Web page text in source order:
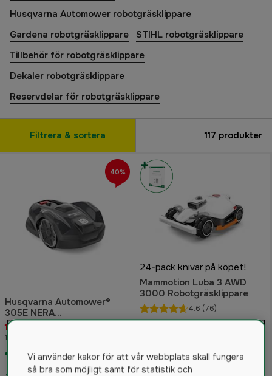
Husqvarna Automower robotgräsklippare
Gardena robotgräsklippare
STIHL robotgräsklippare
Tillbehör för robotgräsklippare
Dekaler robotgräsklippare
Reservdelar för robotgräsklippare
Filtrera & sortera 117 produkter
Husqvarna Automower®
305E NERA
Robotgräsklippare
11 990 kr
19 900 kr
I lager
40%
24-pack knivar på köpet!
Mammotion Luba 3 AWD
3000 Robotgräsklippare
4.6 (76)
I lager
Vi använder kakor för att vår webbplats skall fungera
så bra som möjligt samt för statistik och